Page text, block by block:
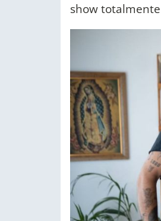
show